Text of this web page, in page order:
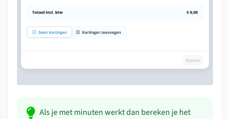
Als je met minuten werkt dan bereken je het